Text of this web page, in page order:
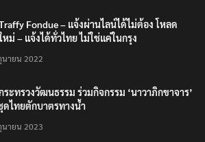
คม 2021
Traffy Fondue – แจ้งผ่านไลน์ได้ไม่ต้อง โหลด
หม่ – แจ้งได้ทั่วไทย ไม่ใช่แค่ในกรุง
นายน 2022
ระทรวงวัฒนธรรม ร่วมกิจกรรม ‘นาวาภิกขาจาร’
ดไทยตักบาตรทางน้ำ